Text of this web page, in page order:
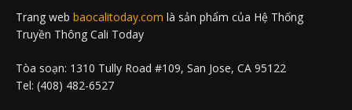
Trang web baocalitoday.com là sản phẩm của Hệ Thống
Truyền Thông Cali Today
Tòa soạn: 1310 Tully Road #109, San Jose, CA 95122
Tel: (408) 482-6527